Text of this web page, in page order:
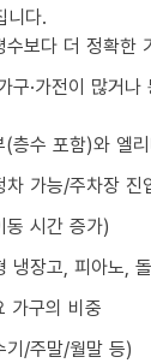
니다.
수보다 더 정확한
구·가전이 많거
층수 포함)와 엘
차 가능/주차장 진
동 시간 증가)
냉장고, 피아노,
가구의 비중
기/주말/월말 등)